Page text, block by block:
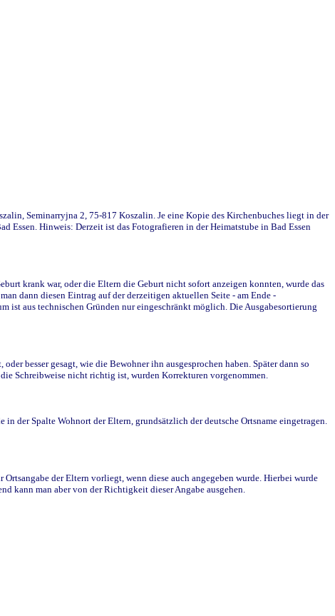
Seminarryjna 2, 75-817 Koszalin. Je eine Kopie des Kirchenbuches liegt in der
Essen. Hinweis: Derzeit ist das Fotografieren in der Heimatstube in Bad Essen
krank war, oder die Eltern die Geburt nicht sofort anzeigen konnten, wurde das
dann diesen Eintrag auf der derzeitigen aktuellen Seite - am Ende -
ist aus technischen Gründen nur eingeschränkt möglich. Die Ausgabesortierung
besser gesagt, wie die Bewohner ihn ausgesprochen haben. Später dann so
Schreibweise nicht richtig ist, wurden Korrekturen vorgenommen.
der Spalte Wohnort der Eltern, grundsätzlich der deutsche Ortsname eingetragen.
der Eltern vorliegt, wenn diese auch angegeben wurde. Hierbei wurde
kann man aber von der Richtigkeit dieser Angabe ausgehen.